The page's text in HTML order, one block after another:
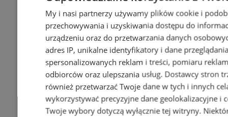
My i nasi partnerzy używamy plików cookie i
przechowywania i uzyskiwania dostępu do
urządzeniu oraz do przetwarzania danych
adres IP, unikalne identyfikatory i dane
spersonalizowanych reklam i treści, pomiaru
odbiorców oraz ulepszania usług. Dostawcy stron
również przetwarzać Twoje dane w tych i innych
wykorzystywać precyzyjne dane geolokalizacyjne i
Twoje wybory dotyczą wyłącznie tej witryny.